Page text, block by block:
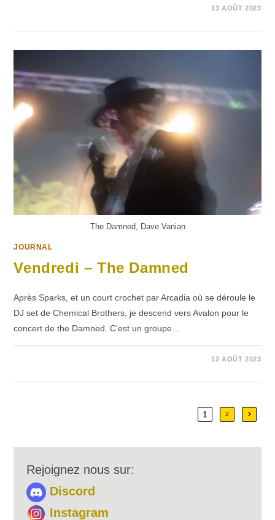
FAITHLESS
13 AOÛT 2023
The Damned, Dave Vanian
JOURNAL
Vendredi – The Damned
Après Sparks, et un court crochet par Arcadia où se déroule le
DJ set de Chemical Brothers, je descend vers Avalon pour le
concert de the Damned. C'est un groupe…
THE
12 AOÛT 2023
1 2 Aller à
Rejoignez nous sur:
Discord
Instagram